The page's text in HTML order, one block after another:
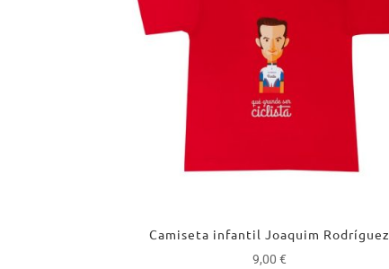
Camiseta infantil Joaquim Rodríguez
9,00 €